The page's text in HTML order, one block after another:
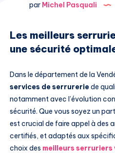
par Michel Pasquali
Les meilleurs
une sécurité
Dans le département de la
services de serrureriede
notamment avec l’évolution
sécurité. Que vous soyez un
est crucial de faire appel à des
certifiés, et adaptés aux
choix des meilleurs serruriers